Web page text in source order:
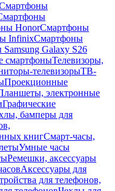
HonorСмартфоны
InfinixСмартфоны
Galaxy S26
смартфоныТелевизоры,
телевизорыТВ-
Проекционные
электронные
Графические
бамперы для
книгСмарт-часы,
Умные часы
Ремешки, аксессуары
Аксессуары для
для телефонов,